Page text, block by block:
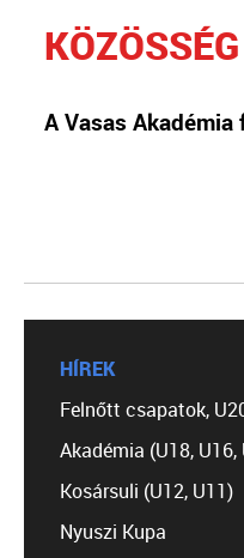
KÖZÖSSÉG
A Vasas
HÍREK
Felnőtt csapatok,
Akadémia (U18, U16,
Kosársuli (U12, U11)
Nyuszi Kupa